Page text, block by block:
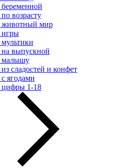
беременной
возрасту
животный мир
игры
на выпускной
малышу
сладостей и конфет
ягодами
цифры 1-18